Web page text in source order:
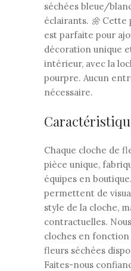
séchées bleue/
éclairants. 🌼 Cette
est parfaite pour
décoration unique
intérieur, avec la
pourpre. Aucun
nécessaire.
Chaque cloche de
pièce unique,
équipes en
permettent de
style de la cloche,
contractuelles.
cloches en fonction
fleurs séchées
Faites-nous